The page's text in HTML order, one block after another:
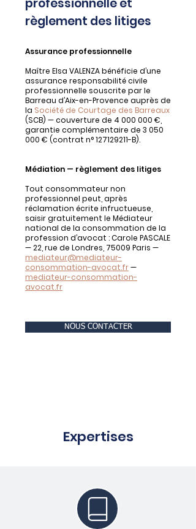
professionnelle et
règlement des litiges
Assurance professionnelle
Maître Elsa VALENZA bénéficie d’une
assurance responsabilité civile
professionnelle souscrite par le
Barreau d’Aix-en-Provence auprès de
la Société de Courtage des Barreaux
(SCB) — couverture de 4 000 000 €,
garantie complémentaire de 3 050
000 € (contrat n°127129211-B).
Médiation — règlement des litiges
Tout consommateur non
professionnel peut, après
réclamation écrite infructueuse,
saisir gratuitement le Médiateur
national de la consommation de la
profession d’avocat : Carole PASCALE
— 22, rue de Londres, 75009 Paris —
mediateur@mediateur-
consommation-avocat.fr—
mediateur-consommation-
avocat.fr
NOUS CONTACTER
Expertises